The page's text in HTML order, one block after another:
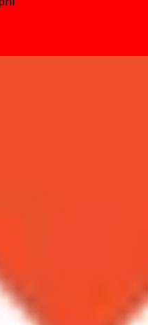
tại Việt